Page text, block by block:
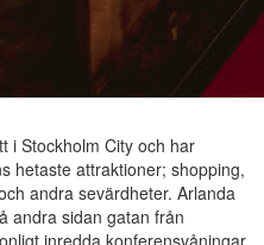
i Stockholm City och har
hetaste attraktioner; shopping,
andra sevärdheter. Arlanda
andra sidan gatan från